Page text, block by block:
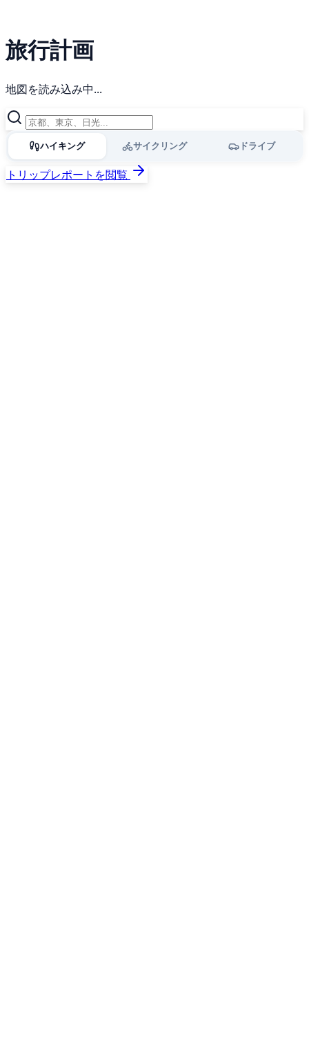
旅行計画
地図を読み込み中...
ハイキング サイクリング ドライブ
トリップレポートを閲覧